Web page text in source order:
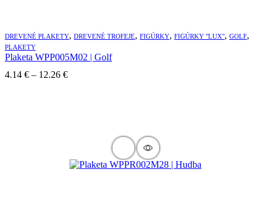
DREVENÉ PLAKETY, DREVENÉ TROFEJE, FIGÚRKY, FIGÚRKY "LUX", GOLF,
PLAKETY
Plaketa WPP005M02 | Golf
4.14 € – 12.26 €Price